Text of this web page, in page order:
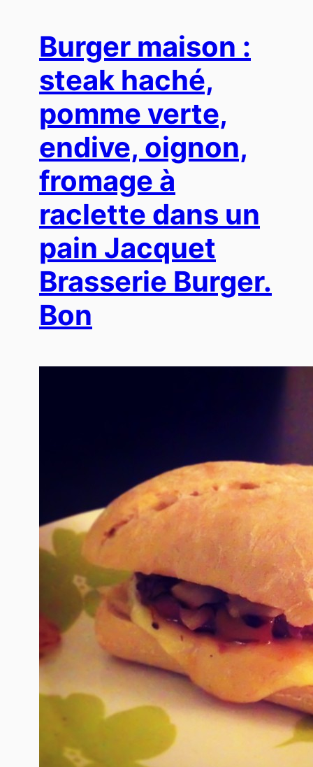
Burger maison :
steak haché,
pomme verte,
endive, oignon,
fromage à
raclette dans un
pain Jacquet
Brasserie Burger.
Bon